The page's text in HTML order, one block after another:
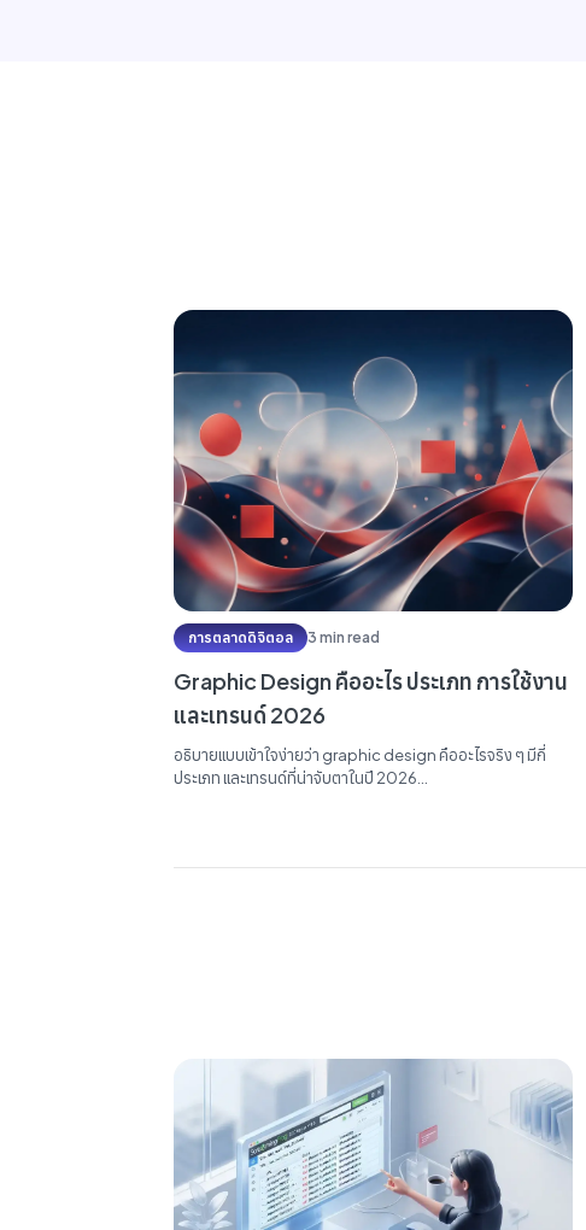
การตลาดดิจิตอล 3 min read
Graphic Design คืออะไร ประเภท การใช้งาน
และเทรนด์ 2026
อธิบายแบบเข้าใจง่ายว่า graphic design คืออะไรจริง ๆ มีกี่
ประเภท และเทรนด์ที่น่าจับตาในปี 2026...